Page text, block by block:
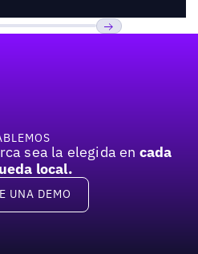
sea la elegida en cada
local.
demo
UNA DEMO